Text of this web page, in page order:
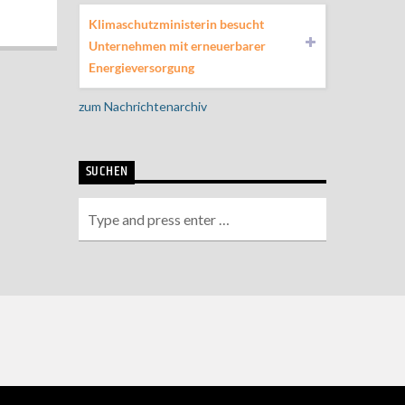
Klimaschutzministerin besucht
Unternehmen mit erneuerbarer
Energieversorgung
zum Nachrichtenarchiv
SUCHEN